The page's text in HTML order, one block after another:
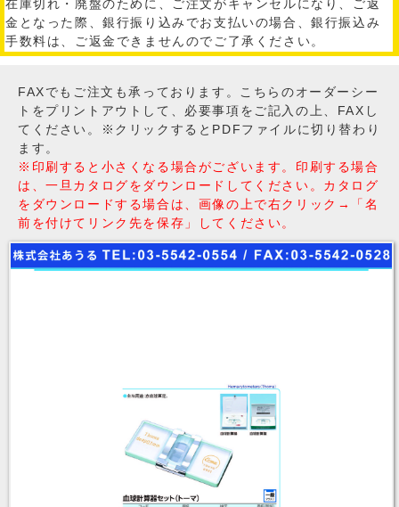
在庫切れ・廃盤のために、ご注文がキャンセルになり、ご返
金となった際、銀行振り込みでお支払いの場合、銀行振込み
手数料は、ご返金できませんのでご了承ください。
FAXでもご注文も承っております。こちらのオーダーシー
トをプリントアウトして、必要事項をご記入の上、FAXし
てください。※クリックするとPDFファイルに切り替わり
ます。
※印刷すると小さくなる場合がございます。印刷する場合
は、一旦カタログをダウンロードしてください。カタログ
をダウンロードする場合は、画像の上で右クリック→「名
前を付けてリンク先を保存」してください。